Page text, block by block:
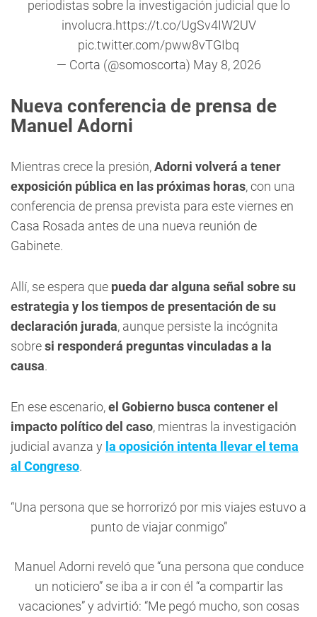
periodistas sobre la investigación judicial que lo
involucra.https://t.co/UgSv4IW2UV
pic.twitter.com/pww8vTGIbq
— Corta (@somoscorta) May 8, 2026
Nueva conferencia de prensa de
Manuel Adorni
Mientras crece la presión,Adorni volverá a tener
exposición pública en las próximas horas, con una
conferencia de prensa prevista para este viernes en
Casa Rosada antes de una nueva reunión de
Gabinete.
Allí, se espera que pueda dar alguna señal sobre su
estrategia y los tiempos de presentación de su
declaración jurada, aunque persiste la incógnita
sobresi responderá preguntas vinculadas a la
causa.
En ese escenario,el Gobierno busca contener el
impacto político del caso, mientras la investigación
judicial avanza y la oposición intenta llevar el tema
al Congreso.
“Una persona que se horrorizó por mis viajes estuvo a
punto de viajar conmigo”
Manuel Adorni reveló que “una persona que conduce
un noticiero” se iba a ir con él “a compartir las
vacaciones” y advirtió: “Me pegó mucho, son cosas